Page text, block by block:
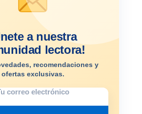
a nuestra
lectora!
recomendaciones y
ofertas exclusivas.